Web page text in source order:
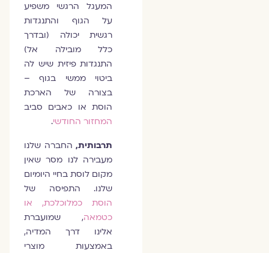
המעגל הרגשי משפיע
על הגוף והתנגדות
רגשית יכולה (ובדרך
כלל מובילה אל)
התנגדות פיזית שיש לה
ביטוי ממשי בגוף –
בצורה של הארכת
הוסת או כאבים סביב
המחזור החודשי.
תרבותית,החברה שלנו
מעבירה לנו מסר שאין
מקום לוסת בחיי היומיום
שלנו. התפיסה של
הוסת כמלוכלכת, או
כטמאה, שמועברת
אלינו דרך המדיה,
באמצעות מוצרי